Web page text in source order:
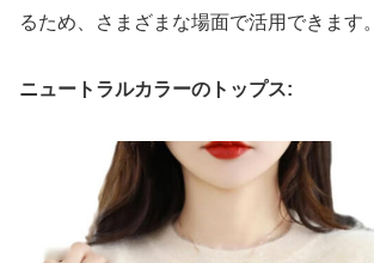
るため、さまざまな場面で活用できます。
ニュートラルカラーのトップス: